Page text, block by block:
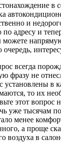
в
и
адресу и
напрямую
всегда
фразу не
установлены в
то их
этот вопрос
уже тысячам
менее
а проще
воздуха в